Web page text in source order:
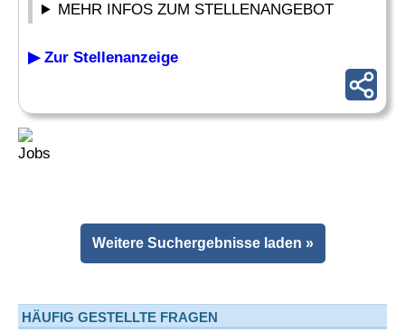
MEHR INFOS ZUM STELLENANGEBOT
▶ Zur Stellenanzeige
Weitere Suchergebnisse laden »
HÄUFIG GESTELLTE FRAGEN